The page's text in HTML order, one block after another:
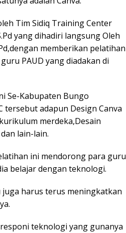
Tim Sidiq Training Center
yang dihadiri langsung Oleh
memberikan pelatihan
PAUD yang diadakan di
Se-Kabupaten Bungo
adapun Design Canva
merdeka,Desain
lain-lain.
ini mendorong para guru
belajar dengan teknologi.
harus terus meningkatkan
teknologi yang gunanya